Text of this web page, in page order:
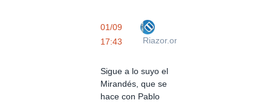
01/09
17:43
Riazor.org
Sigue a lo suyo el
Mirandés, que se
hace con Pablo